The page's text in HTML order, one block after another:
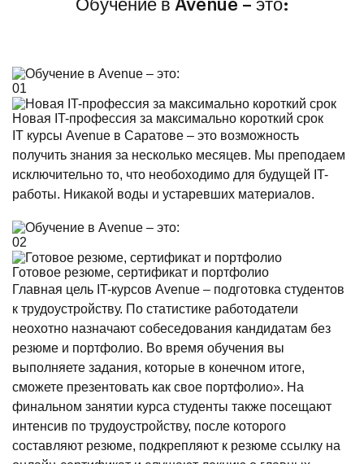
Обучение в Avenue – это:
01
Новая IT-профессия за максимально короткий срок
IT курсы Avenue в Саратове – это возможность
получить знания за несколько месяцев. Мы преподаем
исключительно то, что необоходимо для будущей IT-
работы. Никакой воды и устаревших материалов.
02
Готовое резюме, сертификат и портфолио
Главная цель IT-курсов Avenue – подготовка студентов
к трудоустройству. По статистике работодатели
неохотно назначают собеседования кандидатам без
резюме и портфолио. Во время обучения вы
выполняете задания, которые в конечном итоге,
сможете презентовать как свое портфолио». На
финальном занятии курса студенты также посещают
интенсив по трудоустройству, после которого
составляют резюме, подкрепляют к резюме ссылку на